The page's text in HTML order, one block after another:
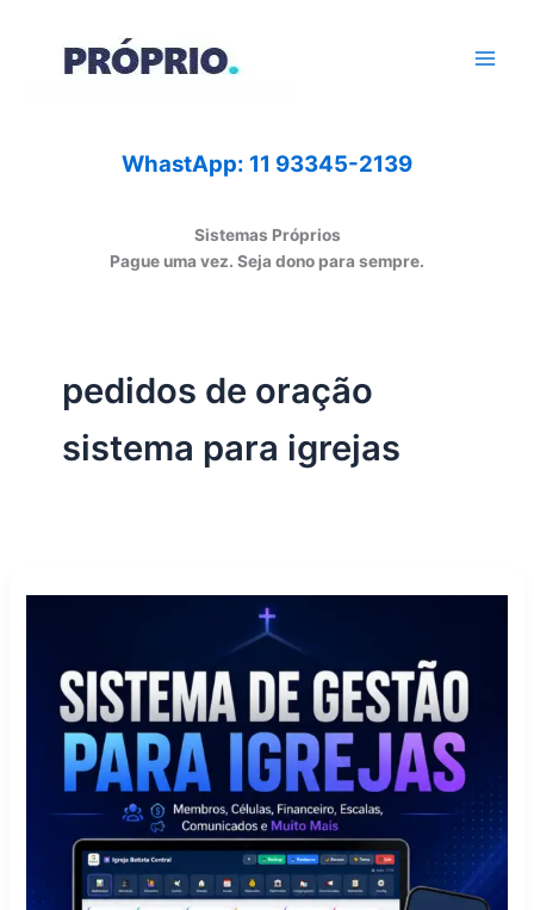
WhastApp: 11 93345-2139
Sistemas Próprios
Pague uma vez. Seja dono para sempre.
pedidos de oração
sistema para igrejas